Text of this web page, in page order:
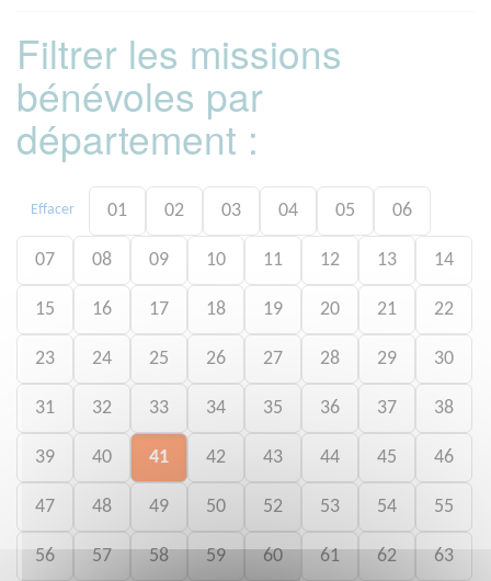
Filtrer les missions
bénévoles par
département :
Effacer 01 02 03 04 05 06
07 08 09 10 11 12 13 14
15 16 17 18 19 20 21 22
23 24 25 26 27 28 29 30
31 32 33 34 35 36 37 38
39 40 41 42 43 44 45 46
47 48 49 50 52 53 54 55
56 57 58 59 60 61 62 63